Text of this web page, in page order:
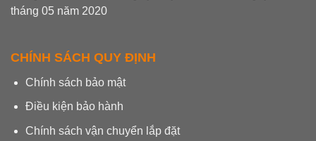
tháng 05 năm 2020
CHÍNH SÁCH QUY ĐỊNH
Chính sách bảo mật
Điều kiện bảo hành
Chính sách vận chuyển lắp đặt